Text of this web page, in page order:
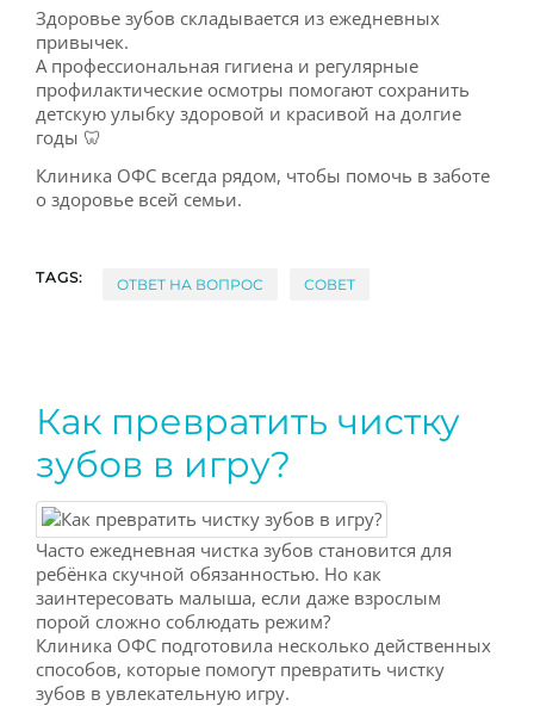
Здоровье зубов складывается из ежедневных
привычек.
А профессиональная гигиена и регулярные
профилактические осмотры помогают сохранить
детскую улыбку здоровой и красивой на долгие
годы 🦷
Клиника ОФС всегда рядом, чтобы помочь в заботе
о здоровье всей семьи.
TAGS: ОТВЕТ НА ВОПРОС СОВЕТ
Как превратить чистку
зубов в игру?
Часто ежедневная чистка зубов становится для
ребёнка скучной обязанностью. Но как
заинтересовать малыша, если даже взрослым
порой сложно соблюдать режим?
Клиника ОФС подготовила несколько действенных
способов, которые помогут превратить чистку
зубов в увлекательную игру.